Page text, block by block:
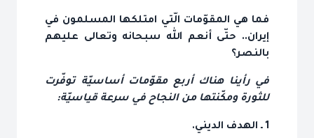
فما هي المقوّمات الّتي امتلكها المسلمون في
إيران.. حتّى أنعم الله سبحانه وتعالى عليهم
بالنصر؟
في رأينا هناك أربع مقوّمات أساسيّة توفّرت
للثورة ومكّنتها من النجاح في سرعة قياسيّة:
1 ـ الهدف الديني.